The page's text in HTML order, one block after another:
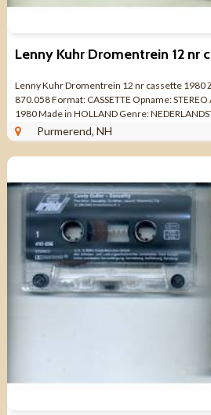
Lenny Kuhr Dromentrein 12 nr
Lenny Kuhr Dromentrein 12 nr cassette 1980
870.058 Format: CASSETTE Opname:
1980 Made in HOLLAND Genre:
GOED ALS NIEUW KANT 1 ...
Purmerend, NH